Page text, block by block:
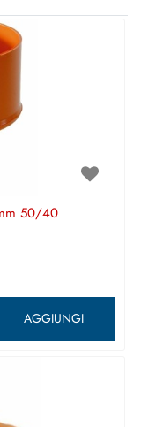
50/40
AGGIUNGI